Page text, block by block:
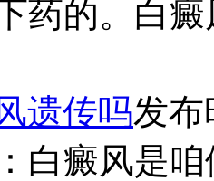
药的。白
遗传吗发布
白癜风是